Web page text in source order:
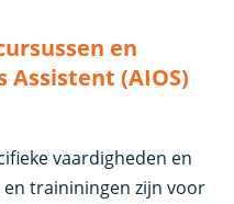
en
(AIOS)
vaardigheden en
en traininingen zijn voor